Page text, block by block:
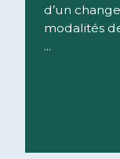
d’un
modalités
...